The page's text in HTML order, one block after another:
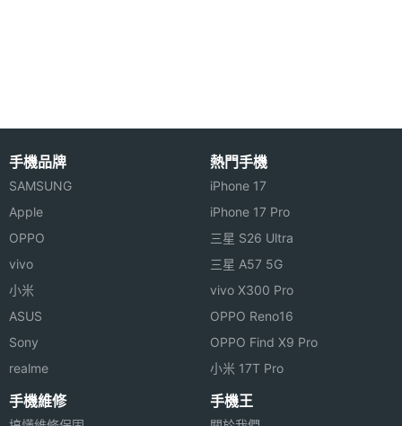
自拍與拍照模式，留下清晰動人、靚麗自然的畫面效
果，細緻完好的記錄每天所見所聞變為永恆的記憶。
另外，TCL S850 還具有 HSPA 高速連線 / WLAN /
Wi-Fi 802.11 b/g/n 無線網路等上網方式，擁有最新最
夯的網路資訊不在話下，還能充實用戶的空餘時間，
帶來網路上各式各樣的新聞資訊。TCL S850 支援藍
牙 4.0 傳輸設備，讓用戶間輕鬆傳遞所需資料；而
GPS 導航功能，為外出的人們提供極大便利。
主螢幕
材質
相機規格
畫素
手機品牌
SAMSUNG
Apple
OPPO
vivo
小米
ASUS
Sony
realme
熱門手機
iPhone 17
iPhone 17 Pro
三星 S26 Ultra
三星 A57 5G
vivo X300 Pro
OPPO Reno16
OPPO Find X9 Pro
小米 17T Pro
手機維修 手機王